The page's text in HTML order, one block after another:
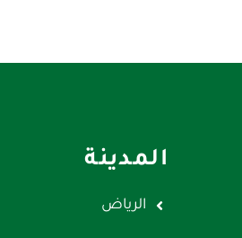
المدينة
الرياض